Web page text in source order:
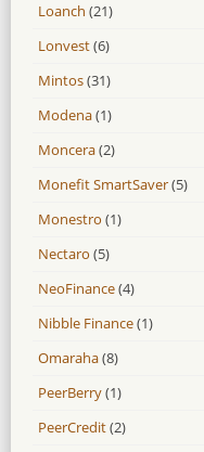
Loanch (21)
Lonvest(6)
Mintos(31)
Modena(1)
Moncera(2)
Monefit SmartSaver(5)
Monestro (1)
Nectaro (5)
NeoFinance(4)
Nibble Finance(1)
Omaraha(8)
PeerBerry(1)
PeerCredit(2)